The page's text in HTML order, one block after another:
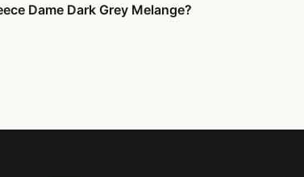
Dame Dark Grey Melange?